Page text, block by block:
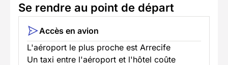
Se rendre au point de départ
Accès en avion
L'aéroport le plus proche est Arrecife
Un taxi entre l'aéroport et l'hôtel coûte